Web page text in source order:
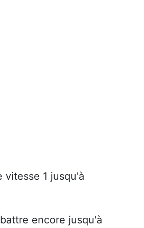
1 jusqu'à
encore jusqu'à